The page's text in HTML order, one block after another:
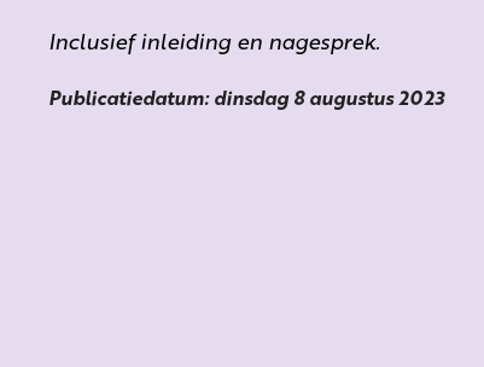
Inclusief inleiding en nagesprek.
Publicatiedatum: dinsdag 8 augustus 2023